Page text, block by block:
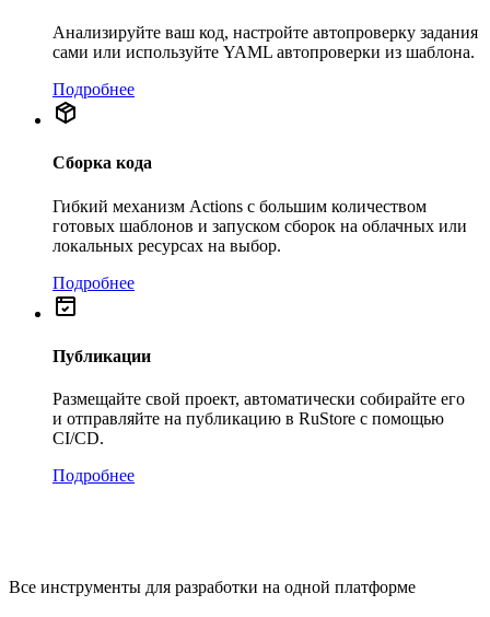
Анализируйте ваш код, настройте автопроверку задания
сами или используйте YAML автопроверки из шаблона.
Подробнее
Сборка кода
Гибкий механизм Actions с большим количеством
готовых шаблонов и запуском сборок на облачных или
локальных ресурсах на выбор.
Подробнее
Публикации
Размещайте свой проект, автоматически собирайте его
и отправляйте на публикацию в RuStore с помощью
CI/CD.
Подробнее
Все инструменты для разработки на одной платформе